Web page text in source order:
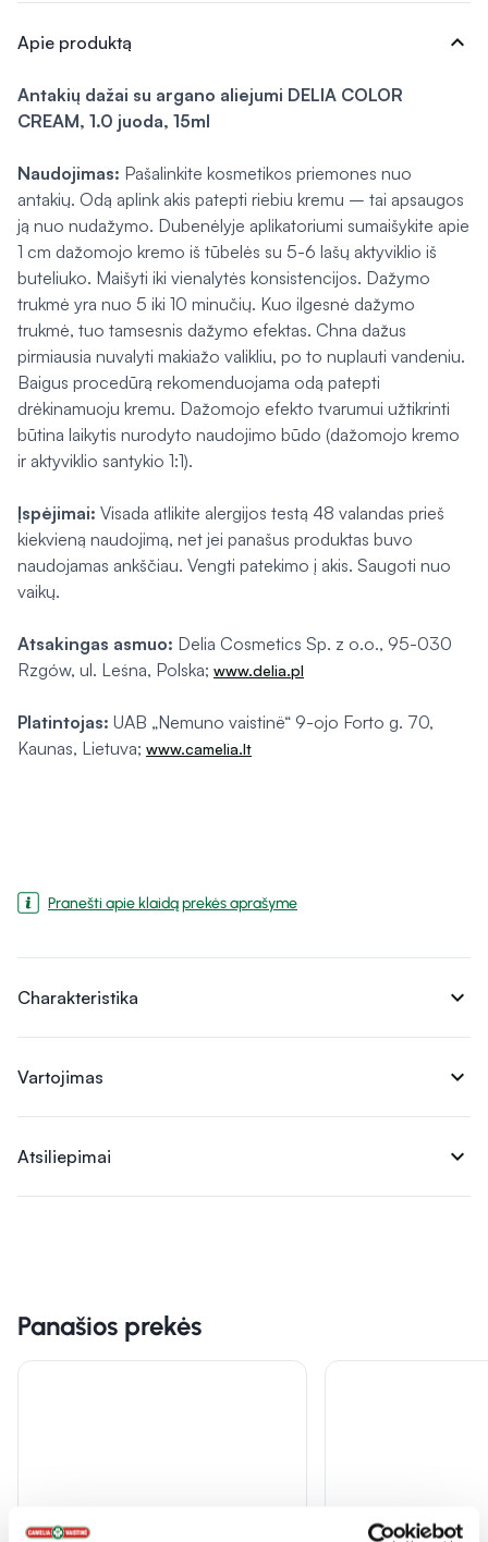
Apie produktą expand_more
Antakių dažai su argano aliejumi DELIA COLOR
CREAM, 1.0 juoda, 15ml
Naudojimas: Pašalinkite kosmetikos priemones nuo
antakių. Odą aplink akis patepti riebiu kremu – tai apsaugos
ją nuo nudažymo. Dubenėlyje aplikatoriumi sumaišykite apie
1 cm dažomojo kremo iš tūbelės su 5-6 lašų aktyviklio iš
buteliuko. Maišyti iki vienalytės konsistencijos. Dažymo
trukmė yra nuo 5 iki 10 minučių. Kuo ilgesnė dažymo
trukmė, tuo tamsesnis dažymo efektas. Chna dažus
pirmiausia nuvalyti makiažo valikliu, po to nuplauti vandeniu.
Baigus procedūrą rekomenduojama odą patepti
drėkinamuoju kremu. Dažomojo efekto tvarumui užtikrinti
būtina laikytis nurodyto naudojimo būdo (dažomojo kremo
ir aktyviklio santykio 1:1).
Įspėjimai: Visada atlikite alergijos testą 48 valandas prieš
kiekvieną naudojimą, net jei panašus produktas buvo
naudojamas ankščiau. Vengti patekimo į akis. Saugoti nuo
vaikų.
Atsakingas asmuo: Delia Cosmetics Sp. z o.o., 95-030
Rzgów, ul. Leśna, Polska; www.delia.pl
Platintojas: UAB „Nemuno vaistinë“ 9-ojo Forto g. 70,
Kaunas, Lietuva; www.camelia.lt
Pranešti apie klaidą prekės aprašyme
Charakteristika expand_more
Vartojimas expand_more
Atsiliepimai expand_more
Panašios prekės